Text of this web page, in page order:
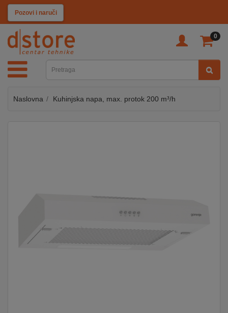
Pozovi i naruči
0
KATEGORIJE
TV
SAT
MOBILNI
Naslovna Kuhinjska napa, max. protok 200 m³/h